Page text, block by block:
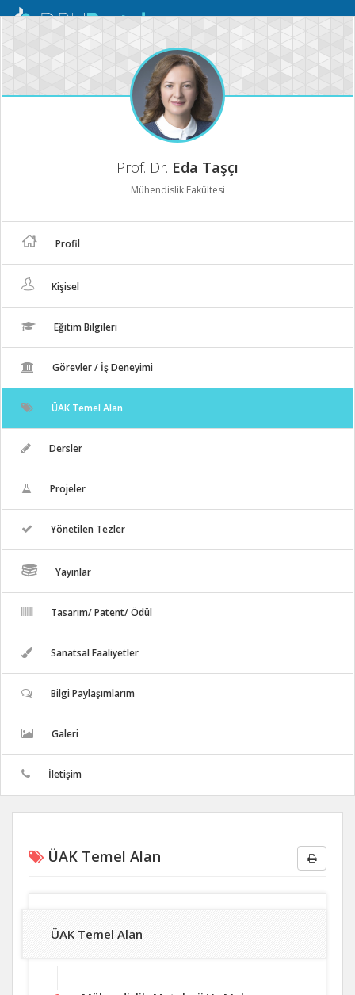
Mobil
Prof. Dr. Eda Taşçı
Mühendislik Fakültesi
Profil
Kişisel
Eğitim Bilgileri
Görevler / İş Deneyimi
ÜAK Temel Alan
Dersler
Projeler
Yönetilen Tezler
Yayınlar
Tasarım/ Patent/ Ödül
Sanatsal Faaliyetler
Bilgi Paylaşımlarım
Galeri
İletişim
ÜAK Temel Alan
ÜAK Temel Alan